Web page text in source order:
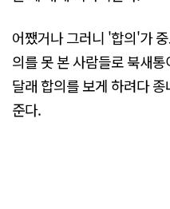
어쨌거나 그러니 '합의'가
의를 못 본 사람들로 북새
달래 합의를 보게 하려다
준다.